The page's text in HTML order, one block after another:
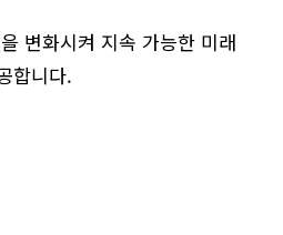
변화시켜 지속 가능한 미래
합니다.